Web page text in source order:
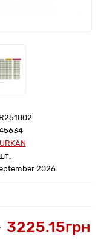
2026
3225.15грн